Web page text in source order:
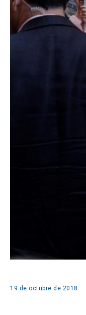
19 de octubre de 2018